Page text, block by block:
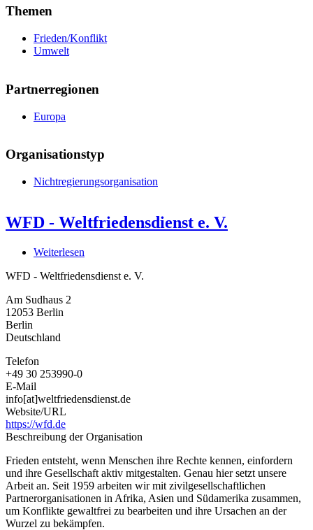
Themen
Frieden/Konflikt
Umwelt
Partnerregionen
Europa
Organisationstyp
Nichtregierungsorganisation
WFD - Weltfriedensdienst e. V.
Weiterlesen
-
WFD - Weltfriedensdienst e. V.
Am Sudhaus 2
12053 Berlin
Berlin
Deutschland
Telefon
+49 30 253990-0
E-Mail
info[at]weltfriedensdienst.de
Website/URL
https://wfd.de
Beschreibung der Organisation
Frieden entsteht, wenn Menschen ihre Rechte kennen, einfordern
und ihre Gesellschaft aktiv mitgestalten. Genau hier setzt unsere
Arbeit an. Seit 1959 arbeiten wir mit zivilgesellschaftlichen
Partnerorganisationen in Afrika, Asien und Südamerika zusammen,
um Konflikte gewaltfrei zu bearbeiten und ihre Ursachen an der
Wurzel zu bekämpfen.